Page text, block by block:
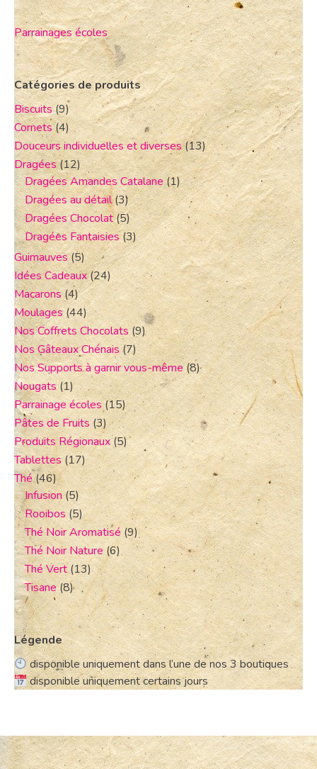
Parrainages écoles
Catégories de produits
Biscuits(9)
Cornets(4)
Douceurs individuelles et diverses(13)
Dragées(12)
Dragées Amandes Catalane(1)
Dragées au détail(3)
Dragées Chocolat(5)
Dragées Fantaisies (3)
Guimauves (5)
Idées Cadeaux(24)
Macarons(4)
Moulages(44)
Nos Coffrets Chocolats (9)
Nos Gâteaux Chénais (7)
Nos Supports à garnir vous-même(8)
Nougats (1)
Parrainage écoles (15)
Pâtes de Fruits (3)
Produits Régionaux(5)
Tablettes(17)
Thé (46)
Infusion(5)
Rooibos (5)
Thé Noir Aromatisé (9)
Thé Noir Nature (6)
Thé Vert(13)
Tisane (8)
Légende
disponible uniquement dans l’une de nos 3 boutiques
disponible uniquement certains jours